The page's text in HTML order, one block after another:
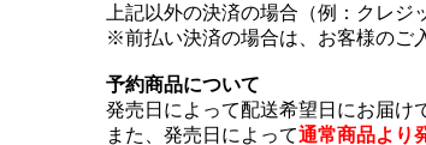
上記以外の決済の場合（例：クレ
※前払い決済の場合は、お客様のご
予約商品について
発売日によって配送希望日にお届け
また、発売日によって通常商品より